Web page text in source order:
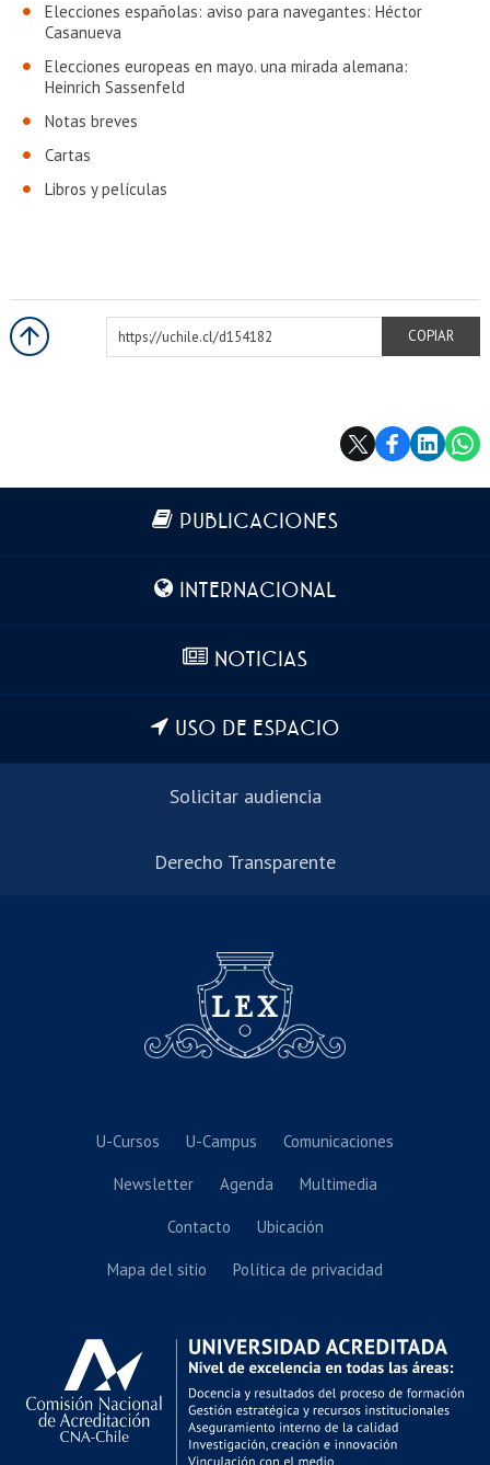
Elecciones españolas: aviso para navegantes: Héctor
Casanueva
Elecciones europeas en mayo. una mirada alemana:
Heinrich Sassenfeld
Notas breves
Cartas
Libros y películas
https://uchile.cl/d154182
COPIAR
Más información
PUBLICACIONES
INTERNACIONAL
NOTICIAS
USO DE ESPACIO
Solicitar audiencia
Derecho Transparente
U-Cursos U-Campus Comunicaciones
Newsletter Agenda Multimedia
Contacto Ubicación
Mapa del sitio Política de privacidad